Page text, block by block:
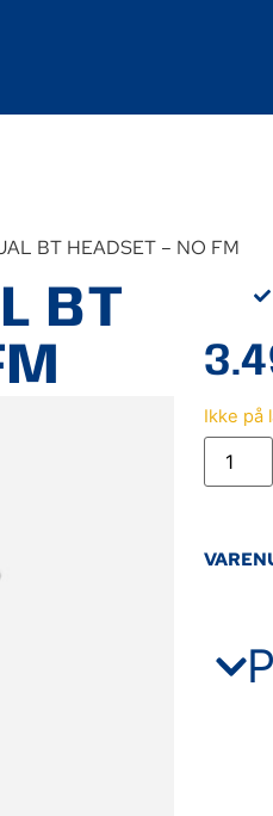
BT HEADSET – NO FM
BT